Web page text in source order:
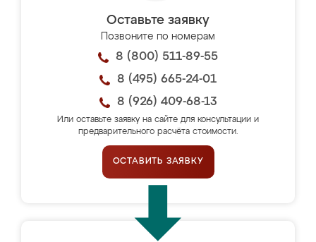
Оставьте заявку
Позвоните по номерам
8 (800) 511-89-55
8 (495) 665-24-01
8 (926) 409-68-13
Или оставьте заявку на сайте для консультации и
предварительного расчёта стоимости.
ОСТАВИТЬ ЗАЯВКУ